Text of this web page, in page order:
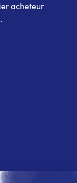
acheteur